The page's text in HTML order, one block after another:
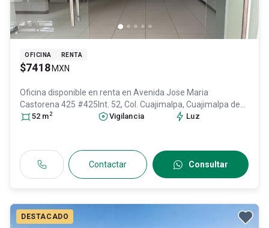
OFICINA RENTA
$7418 MXN
Oficina disponible en renta en Avenida Jose Maria
Castorena 425 #425Int. 52, Col. Cuajimalpa, Cuajimalpa de
Morelos, DF / CDMX , México , C.P. 05000 , ID:28024805
52 m2 Vigilancia Luz
Contactar Consultar
DESTACADO